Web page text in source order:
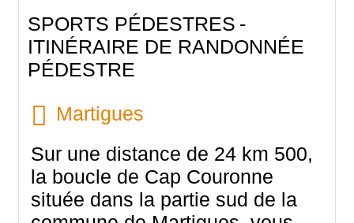
SPORTS PÉDESTRES
ITINÉRAIRE DE RANDONNÉE
PÉDESTRE
Martigues
Sur une distance de 24 km 500,
la boucle de Cap Couronne
située dans la partie sud de la